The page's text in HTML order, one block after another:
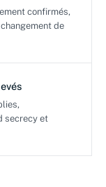
confirmés,
de
secrecy et